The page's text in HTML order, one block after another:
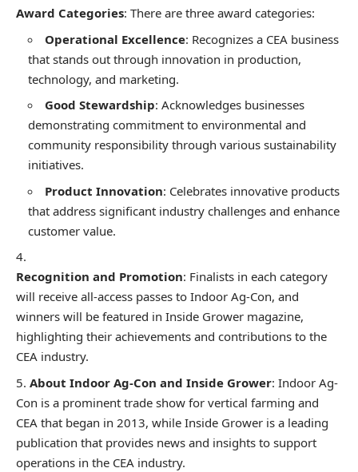
Award Categories: There are three award categories:
Operational Excellence: Recognizes a CEA business
that stands out through innovation in production,
technology, and marketing.
Good Stewardship: Acknowledges businesses
demonstrating commitment to environmental and
community responsibility through various sustainability
initiatives.
Product Innovation: Celebrates innovative products
that address significant industry challenges and enhance
customer value.
Recognition and Promotion: Finalists in each category
will receive all-access passes to Indoor Ag-Con, and
winners will be featured in Inside Grower magazine,
highlighting their achievements and contributions to the
CEA industry.
About Indoor Ag-Con and Inside Grower: Indoor Ag-
Con is a prominent trade show for vertical farming and
CEA that began in 2013, while Inside Grower is a leading
publication that provides news and insights to support
operations in the CEA industry.